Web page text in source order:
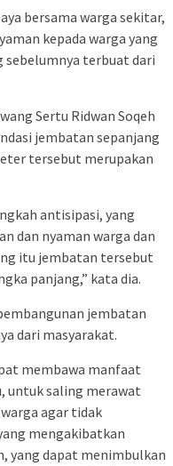
bersama warga sekitar,
kepada warga yang
sebelumnya terbuat dari
Sertu Ridwan Soqeh
jembatan sepanjang
tersebut merupakan
antisipasi, yang
dan nyaman warga dan
itu jembatan tersebut
panjang,” kata dia.
jembatan
dari masyarakat.
membawa manfaat
untuk saling merawat
agar tidak
mengakibatkan
yang dapat menimbulkan